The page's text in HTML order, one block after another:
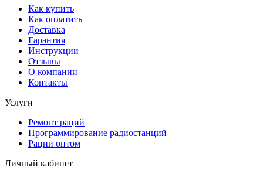
Как купить
Как оплатить
Доставка
Гарантия
Инструкции
Отзывы
О компании
Контакты
Услуги
Ремонт раций
Программирование радиостанций
Рации оптом
Личный кабинет